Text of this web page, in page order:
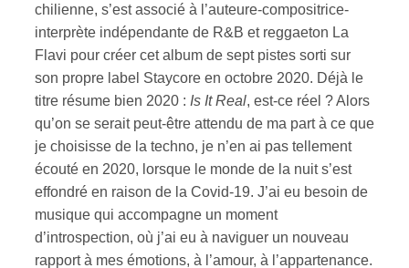
chilienne, s’est associé à l’auteure-compositrice-
interprète indépendante de R&B et reggaeton La
Flavi pour créer cet album de sept pistes sorti sur
son propre label Staycore en octobre 2020. Déjà le
titre résume bien 2020 : Is It Real, est-ce réel ? Alors
qu’on se serait peut-être attendu de ma part à ce que
je choisisse de la techno, je n’en ai pas tellement
écouté en 2020, lorsque le monde de la nuit s’est
effondré en raison de la Covid-19. J’ai eu besoin de
musique qui accompagne un moment
d’introspection, où j’ai eu à naviguer un nouveau
rapport à mes émotions, à l’amour, à l’appartenance.